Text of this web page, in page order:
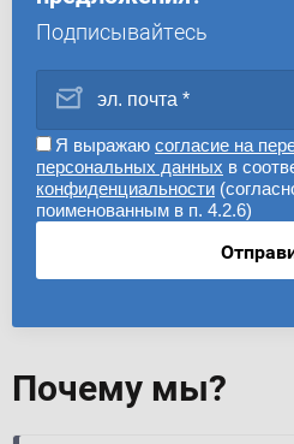
Почему мы?
Подписывайтесь
Я выражаю согласие на
персональных данных в
конфиденциальности
поименованным в п. 4.2.6)